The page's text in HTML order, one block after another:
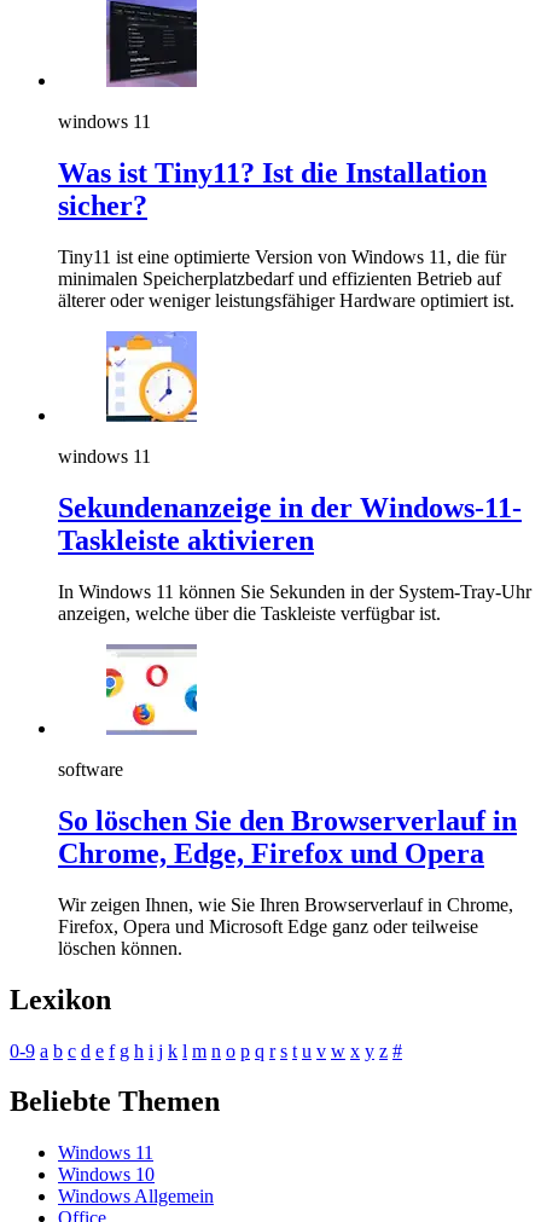
windows 11
Was ist Tiny11? Ist die Installation
sicher?
Tiny11 ist eine optimierte Version von Windows 11, die für
minimalen Speicherplatzbedarf und effizienten Betrieb auf
älterer oder weniger leistungsfähiger Hardware optimiert ist.
windows 11
Sekundenanzeige in der Windows-11-
Taskleiste aktivieren
In Windows 11 können Sie Sekunden in der System-Tray-Uhr
anzeigen, welche über die Taskleiste verfügbar ist.
software
So löschen Sie den Browserverlauf in
Chrome, Edge, Firefox und Opera
Wir zeigen Ihnen, wie Sie Ihren Browserverlauf in Chrome,
Firefox, Opera und Microsoft Edge ganz oder teilweise
löschen können.
Lexikon
0-9 a b c d e f g h i j k l m n o p q r s t u v w x y z #
Beliebte Themen
Windows 11
Windows 10
Windows Allgemein